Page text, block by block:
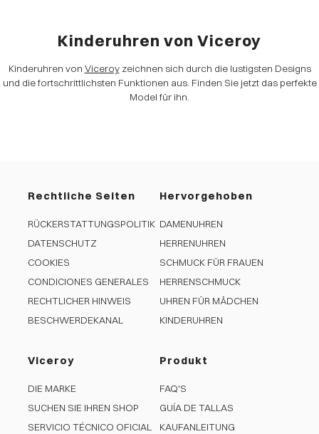
Kinderuhren von Viceroy
Kinderuhren von Viceroyzeichnen sich durch die lustigsten Designs
und die fortschrittlichsten Funktionen aus. Finden Sie jetzt das perfekte
Model für ihn.
Rechtliche Seiten
RÜCKERSTATTUNGSPOLITIK
DATENSCHUTZ
COOKIES
CONDICIONES GENERALES
RECHTLICHER HINWEIS
BESCHWERDEKANAL
Hervorgehoben
DAMENUHREN
HERRENUHREN
SCHMUCK FÜR FRAUEN
HERRENSCHMUCK
UHREN FÜR MÄDCHEN
KINDERUHREN
Viceroy
DIE MARKE
SUCHEN SIE IHREN SHOP
SERVICIO TÉCNICO OFICIAL
Produkt
FAQ'S
GUÍA DE TALLAS
KAUFANLEITUNG